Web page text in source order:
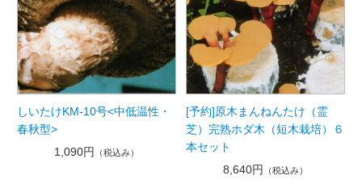
しいたけKM-10号<中低温性・
春秋型>
1,090円
（税込み）
[予約]原木まんねんたけ（霊
芝）完熟ホダ木（短木栽培）６
本セット
8,640円
（税込み）